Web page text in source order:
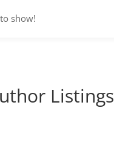
show!
Listings